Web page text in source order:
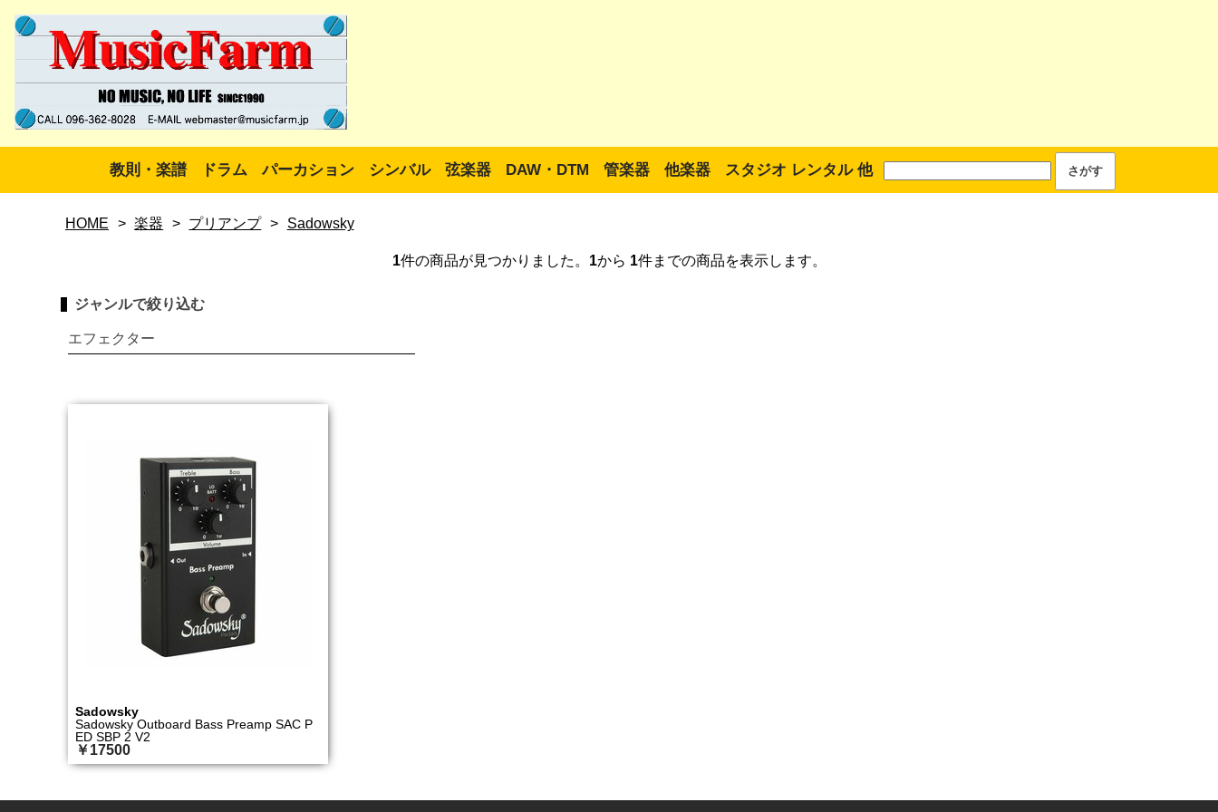
教則・楽譜 ドラム パーカション シンバル 弦楽器 DAW・DTM 管楽器 他楽器 スタジオ レンタル 他
HOME > 楽器 > プリアンプ > Sadowsky
1件の商品が見つかりました。 1から 1件までの商品を表示します。
ジャンルで絞り込む
エフェクター
Sadowsky
Sadowsky Outboard Bass Preamp SAC P
ED SBP 2 V2
￥17500